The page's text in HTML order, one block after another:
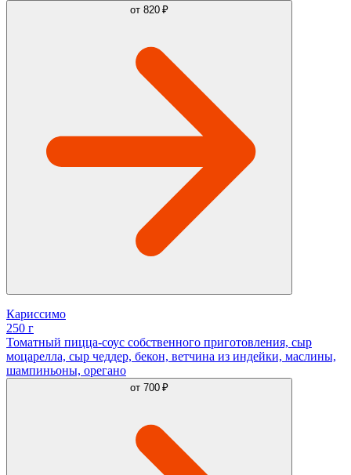
от 820 ₽
Кариссимо
250 г
Томатный пицца-соус собственного приготовления, сыр
моцарелла, сыр чеддер, бекон, ветчина из индейки, маслины,
шампиньоны, орегано
от 700 ₽